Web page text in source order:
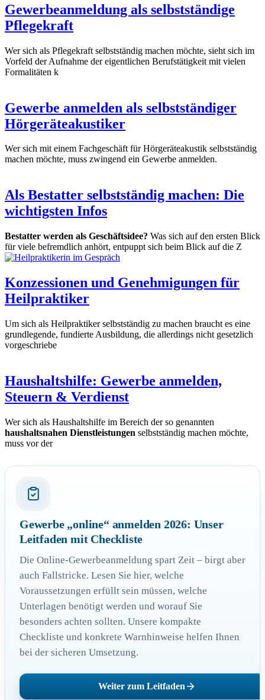
Gewerbeanmeldung als selbstständige
Pflegekraft
Wer sich als Pflegekraft selbstständig machen möchte, sieht sich im
Vorfeld der Aufnahme der eigentlichen Berufstätigkeit mit vielen
Formalitäten k
Gewerbe anmelden als selbstständiger
Hörgeräteakustiker
Wer sich mit einem Fachgeschäft für Hörgeräteakustik selbstständig
machen möchte, muss zwingend ein Gewerbe anmelden.
Als Bestatter selbstständig machen: Die
wichtigsten Infos
Bestatter werden als Geschäftsidee? Was sich auf den ersten Blick
für viele befremdlich anhört, entpuppt sich beim Blick auf die Z
Konzessionen und Genehmigungen für
Heilpraktiker
Um sich als Heilpraktiker selbstständig zu machen braucht es eine
grundlegende, fundierte Ausbildung, die allerdings nicht gesetzlich
vorgeschriebe
Haushaltshilfe: Gewerbe anmelden,
Steuern & Verdienst
Wer sich als Haushaltshilfe im Bereich der so genannten
haushaltsnahen Dienstleistungen selbstständig machen möchte,
muss vor der
Gewerbe „online“ anmelden 2026: Unser
Leitfaden mit Checkliste
Die Online-Gewerbeanmeldung spart Zeit – birgt aber
auch Fallstricke. Lesen Sie hier, welche
Voraussetzungen erfüllt sein müssen, welche
Unterlagen benötigt werden und worauf Sie
besonders achten sollten. Unsere kompakte
Checkliste und konkrete Warnhinweise helfen Ihnen
bei der sicheren Umsetzung.
Weiter zum Leitfaden